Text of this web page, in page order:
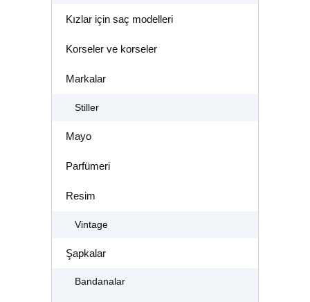
Kızlar için saç modelleri
Korseler ve korseler
Markalar
Stiller
Mayo
Parfümeri
Resim
Vintage
Şapkalar
Bandanalar